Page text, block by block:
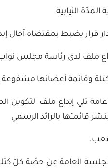
المدّة النيابية.
يضبط بمقتضاه آجال
إيداع ملف لدى رئاسة مجلس
وقائمة أعضائها مشفوعة
تلي إيداع ملف التكوين
قائمتها بالرائد الرسمي
العامة عن حصّة كلّ